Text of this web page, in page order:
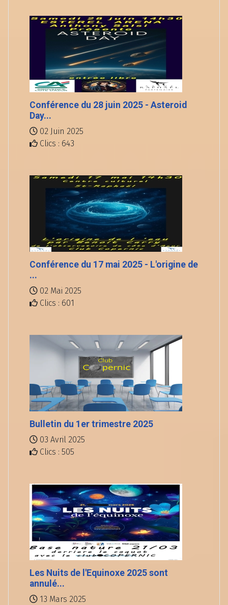
Conférence du 28 juin 2025 - Asteroid
Day...
02 Juin 2025
Clics : 643
Conférence du 17 mai 2025 - L'origine de
...
02 Mai 2025
Clics : 601
Bulletin du 1er trimestre 2025
03 Avril 2025
Clics : 505
Les Nuits de l'Equinoxe 2025 sont
annulé...
13 Mars 2025